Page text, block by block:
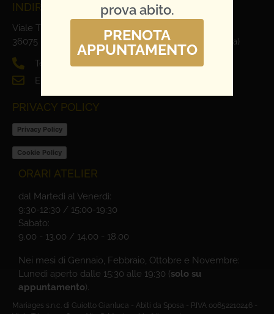
INDIRIZZO E CONTATTI
Viale Trieste, 1
36075 Alte Ceccato di Montecchio Maggiore (Vicenza)
Tel. 0444 698321
Email: info@mariages.it
PRIVACY POLICY
Privacy Policy
Cookie Policy
ORARI ATELIER
dal Martedì al Venerdì:
9:30-12:30 / 15:00-19:30
Sabato:
9.00 - 13.00 / 14.00 - 18.00
Nei mesi di Gennaio, Febbraio, Ottobre e Novembre:
Lunedì aperto dalle 15:30 alle 19:30 (solo su
appuntamento).
Mariages s.n.c. di Guiotto Gianluca - Abiti da Sposa - P.IVA 00652210246 -
prova abito.
PRENOTA
APPUNTAMENTO